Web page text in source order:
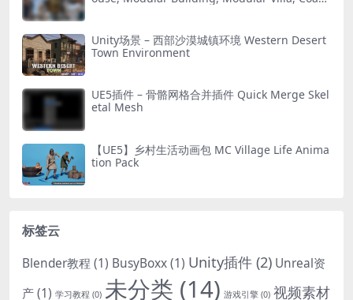
Unity场景 – 西部沙漠城镇环境 Western Desert
Town Environment
UE5插件 – 骨骼网格合并插件 Quick Merge Skel
etal Mesh
【UE5】乡村生活动画包 MC Village Life Anima
tion Pack
标签云
Blender教程 (1) BusyBoxx(1) Unity插件 (2) Unreal资
产(1) 学习教程 (0) 未分类 (14) 游戏引擎 (0) 视频素材